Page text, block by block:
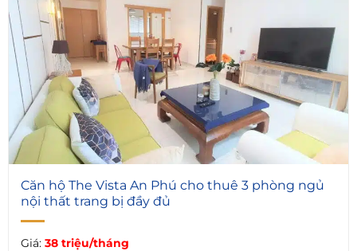
4
Căn hộ The Vista An Phú cho thuê 3 phòng ngủ
nội thất trang bị đầy đủ
Giá: 38 triệu/tháng